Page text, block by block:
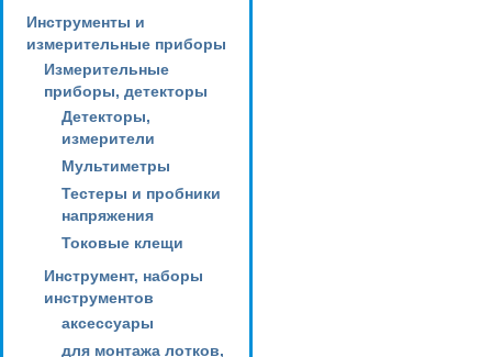
Инструменты и
измерительные приборы
Измерительные
приборы, детекторы
Детекторы,
измерители
Мультиметры
Тестеры и пробники
напряжения
Токовые клещи
Инструмент, наборы
инструментов
аксессуары
для монтажа лотков,